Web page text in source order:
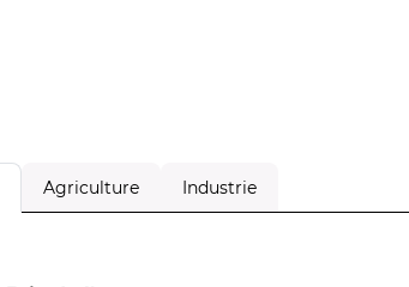
Agriculture Industrie